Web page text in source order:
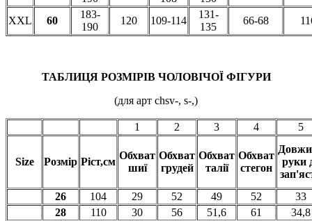
XXL 60
183-
190
120 109-114
131-
135
66-68
ТАБЛИЦЯ РОЗМІРІВ ЧОЛОВІЧОЇ ФІГУРИ
(для арт chsv-, s-,)
1 2 3 4 5
Size Розмір Ріст,см
Обхват
шиї
Обхват
грудей
Обхват
талії
Обхват
стегон
руки
26
104 29 52 49 52
33
28
110 30 56 51,6 61
34,8